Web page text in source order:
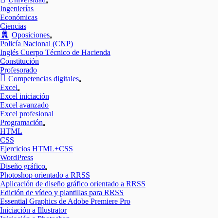
Mostrar
Ingenierías
Económicas
Ciencias
Oposiciones
Mostrar
el
submenú
Policía Nacional (CNP)
Inglés Cuerpo Técnico de Hacienda
Constitución
Profesorado
Competencias digitales
Mostrar
Excel
Mostrar
el
submenú
Excel iniciación
Excel avanzado
Excel profesional
Programación
Mostrar
HTML
CSS
Ejercicios HTML+CSS
WordPress
Diseño gráfico
Mostrar
el
submenú
Photoshop orientado a RRSS
Aplicación de diseño gráfico orientado a RRSS
Edición de vídeo y plantillas para RRSS
Essential Graphics de Adobe Premiere Pro
Iniciación a Illustrator